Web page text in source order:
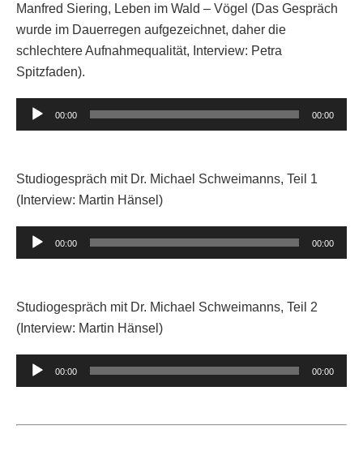
Manfred Siering, Leben im Wald – Vögel (Das Gespräch
wurde im Dauerregen aufgezeichnet, daher die
schlechtere Aufnahmequalität, Interview: Petra
Spitzfaden).
Audio-
Player
00:00 00:00
Studiogespräch mit Dr. Michael Schweimanns, Teil 1
(Interview: Martin Hänsel)
Audio-
Player
00:00 00:00
Studiogespräch mit Dr. Michael Schweimanns, Teil 2
(Interview: Martin Hänsel)
Audio-
Player
00:00 00:00